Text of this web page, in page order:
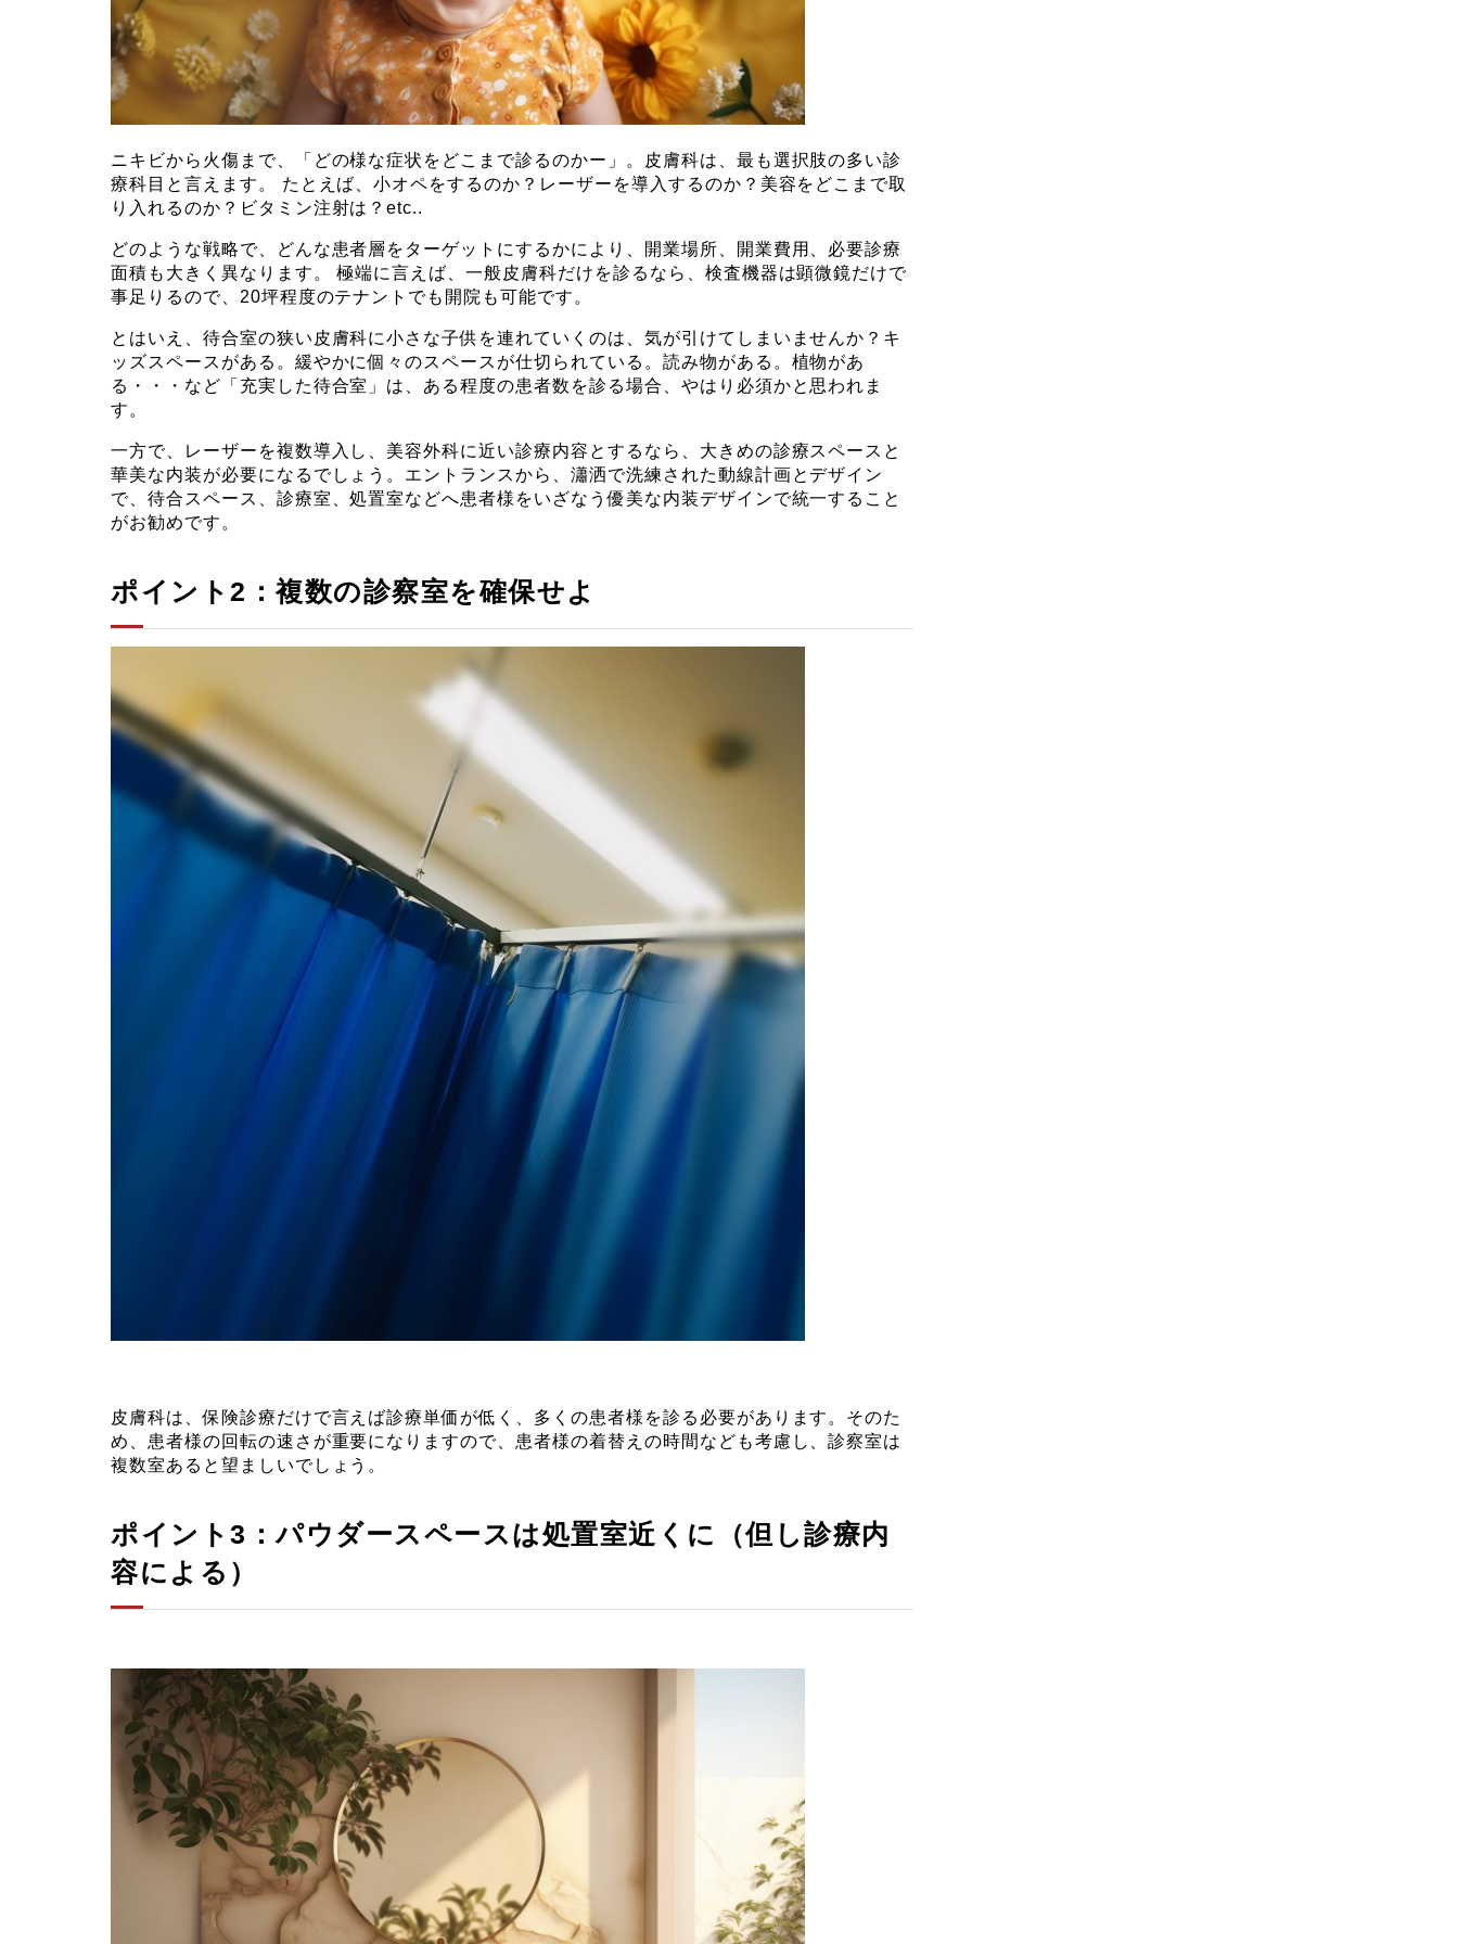
ニキビから火傷まで、「どの様な症状をどこまで診るのかー」。皮膚科は、最も選択肢の多い診
療科目と言えます。 たとえば、小オペをするのか？レーザーを導入するのか？美容をどこまで取
り入れるのか？ビタミン注射は？etc..
どのような戦略で、どんな患者層をターゲットにするかにより、開業場所、開業費用、必要診療
面積も大きく異なります。 極端に言えば、一般皮膚科だけを診るなら、検査機器は顕微鏡だけで
事足りるので、20坪程度のテナントでも開院も可能です。
とはいえ、待合室の狭い皮膚科に小さな子供を連れていくのは、気が引けてしまいませんか？キ
ッズスペースがある。緩やかに個々のスペースが仕切られている。読み物がある。植物があ
る・・・など「充実した待合室」は、ある程度の患者数を診る場合、やはり必須かと思われま
す。
一方で、レーザーを複数導入し、美容外科に近い診療内容とするなら、大きめの診療スペースと
華美な内装が必要になるでしょう。エントランスから、瀟洒で洗練された動線計画とデザイン
で、待合スペース、診療室、処置室などへ患者様をいざなう優美な内装デザインで統一すること
がお勧めです。
ポイント2：複数の診察室を確保せよ
皮膚科は、保険診療だけで言えば診療単価が低く、多くの患者様を診る必要があります。そのた
め、患者様の回転の速さが重要になりますので、患者様の着替えの時間なども考慮し、診察室は
複数室あると望ましいでしょう。
ポイント3：パウダースペースは処置室近くに（但し診療内
容による）